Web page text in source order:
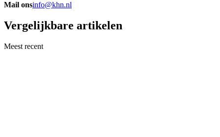
Mail onsinfo@khn.nl
Vergelijkbare artikelen
Meest recent